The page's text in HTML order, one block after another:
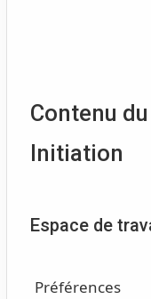
Contenu
Initiation
Espace de
Préférences